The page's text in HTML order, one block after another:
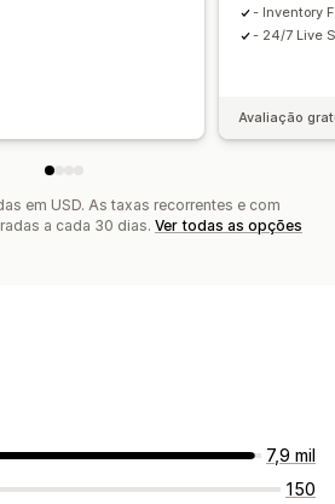
- Inventory
- 24/7 Live
Avaliação
em USD. As taxas recorrentes e com
a cada 30 dias. Ver todas as opções
7,9 mil
150